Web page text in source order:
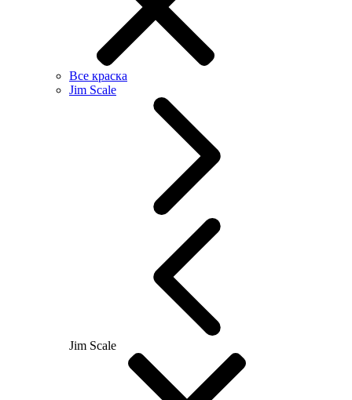
Все краска
Jim Scale
Jim Scale